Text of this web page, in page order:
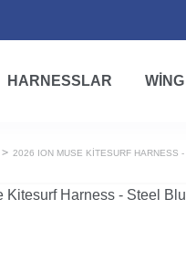
HARNESSLAR
2026 ION MUSE KITESURF HARNESS